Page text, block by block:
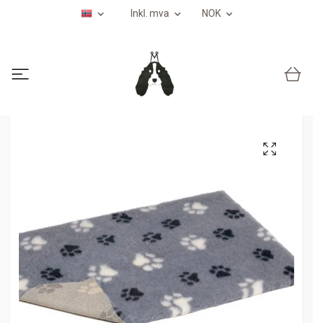
Inkl. mva NOK